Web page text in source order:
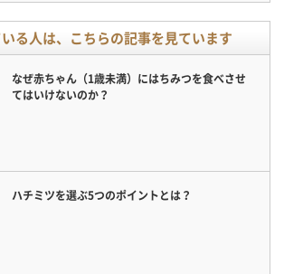
る人は、こちらの記事を見ています
なぜ赤ちゃん（1歳未満）にはちみつを食べさせ
てはいけないのか？
ハチミツを選ぶ5つのポイントとは？